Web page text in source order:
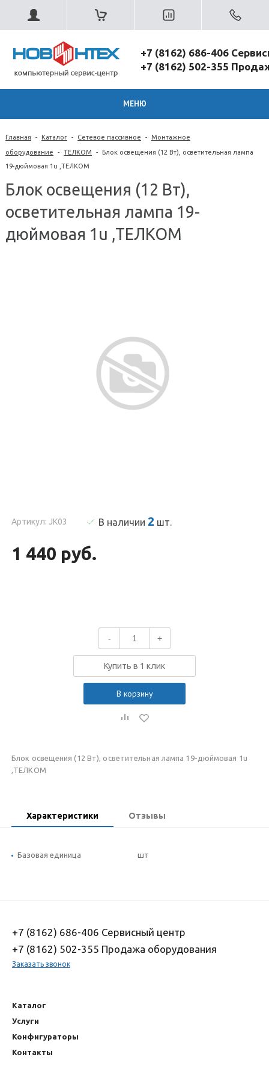
+7 (8162) 686-406
+7 (8162) 502-355
МЕНЮ
Главная - Каталог - Сетевое пассивное - Монтажное
оборудование - ТЕЛКОМ - Блок освещения (12 Вт), осветительная лампа
19-дюймовая 1u ,ТЕЛКОМ
Блок освещения (12 Вт),
осветительная лампа 19-
дюймовая 1u ,ТЕЛКОМ
Артикул: JK03 В наличии 2 шт.
1 440 руб.
- +
Купить в 1 клик
В корзину
Блок освещения (12 Вт), осветительная лампа 19-дюймовая 1u
,ТЕЛКОМ
Характеристики Отзывы
Базовая единица шт
+7 (8162) 686-406 Сервисный центр
+7 (8162) 502-355 Продажа оборудования
Заказать звонок
Каталог
Услуги
Конфигураторы
Контакты